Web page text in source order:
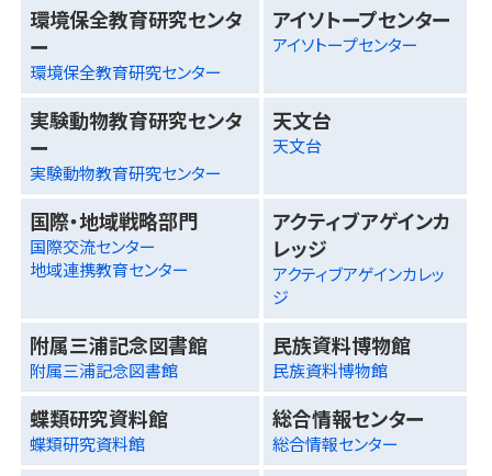
環境保全教育研究センタ
ー
環境保全教育研究センター
アイソトープセンター
アイソトープセンター
実験動物教育研究センタ
ー
実験動物教育研究センター
天文台
天文台
国際・地域戦略部門
国際交流センター
地域連携教育センター
アクティブアゲインカ
レッジ
アクティブアゲインカレッ
ジ
附属三浦記念図書館
附属三浦記念図書館
民族資料博物館
民族資料博物館
蝶類研究資料館
蝶類研究資料館
総合情報センター
総合情報センター